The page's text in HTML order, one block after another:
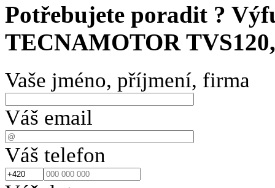
Potřebujete poradit ?
TECNAMOTOR
Vaše jméno, příjmení, firma
Váš email
Váš telefon